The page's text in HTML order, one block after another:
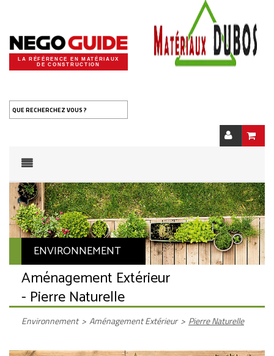
LA RÉFÉRENCE EN MATÉRIAUX
DE CONSTRUCTION
QUE RECHERCHEZ VOUS ?
ENVIRONNEMENT
Aménagement Extérieur
- Pierre Naturelle
Environnement > Aménagement Extérieur > Pierre Naturelle